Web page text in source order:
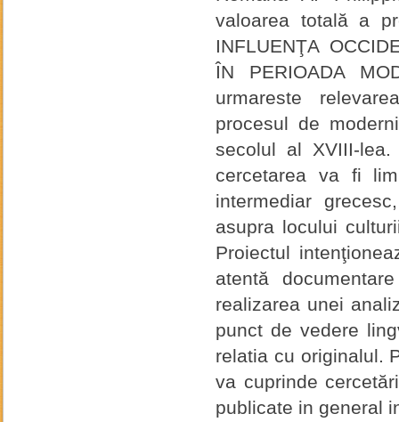
valoarea totală a
INFLUENŢA
ÎN PERIOADA
urmareste
procesul de
secolul al XVIII-
cercetarea va fi
intermediar
asupra locului
Proiectul
atentă
realizarea unei
punct de vedere
relatia cu originalul.
va cuprinde
publicate in general